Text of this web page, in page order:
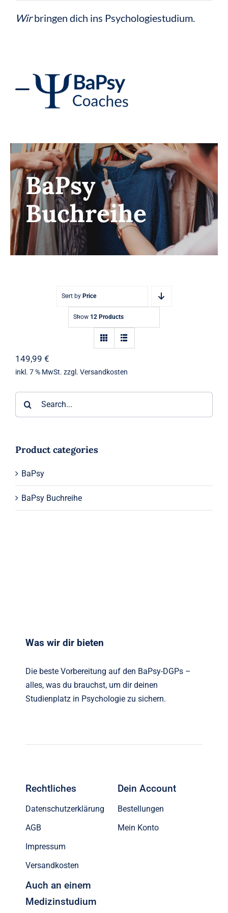
InhaltWirbringen dich ins Psychologiestudium.
Toggle
Navigation
Vorbereitung
BaPsy
Bücher
BaPsy
Rechner
2026
0
BaPsy
Buchreihe
Sort by Price
Show 12 Products
149,99 €
inkl. 7 % MwSt. zzgl. Versandkosten
nach:
Product categories
BaPsy
BaPsy Buchreihe
Was wir dir bieten
Die beste Vorbereitung auf den BaPsy-DGPs –
alles, was du brauchst, um dir deinen
Studienplatz in Psychologie zu sichern.
Rechtliches
Datenschutzerklärung
AGB
Impressum
Versandkosten
Dein Account
Bestellungen
Mein Konto
Auch an einem
Medizinstudium